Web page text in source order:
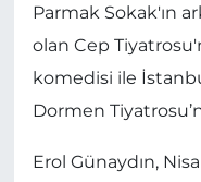
Parmak Sokak'ın
olan Cep
komedisi ile
Dormen
Erol Günaydın,